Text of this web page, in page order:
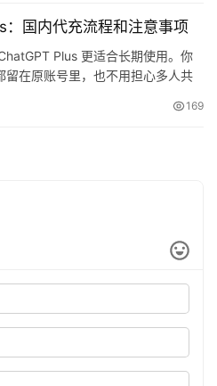
国内代充流程和注意事项
Plus 更适合长期使用。你
留在原账号里，也不用担心多人共
169